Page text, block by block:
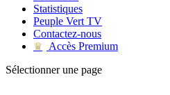
Statistiques
Peuple Vert TV
Contactez-nous
♛
Accès Premium
Sélectionner une page